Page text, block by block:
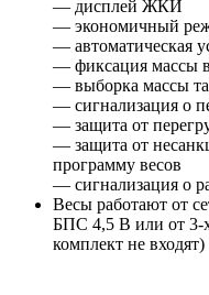
— дисплей ЖКИ
— экономичный
— автоматическая
— фиксация массы
— выборка массы
— сигнализация о
— защита от
— защита от
программу весов
— сигнализация о
Весы работают от
БПС 4,5 В или от 3-
комплект не входят)